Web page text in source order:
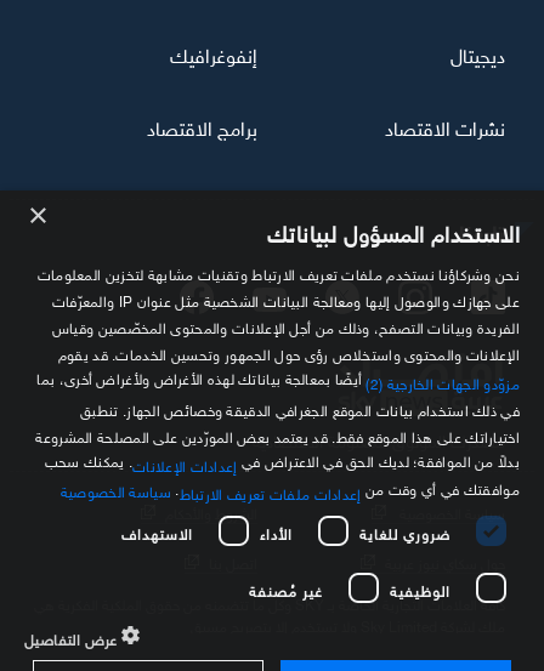
تابعنا
مصدرك الموثوق للمعلومة الاقتصادية
ديجيتال إنفوغرافيك
نشرات الاقتصاد برامج الاقتصاد
سياسة الخصوصية الشروط والأحكام
كافة العلامات التجارية الخاصة بـ SKY وكل ما تتضمنه من حقوق الملكية الفكرية هي
× الاستخدام المسؤول لبياناتك
نحن وشركاؤنا نستخدم ملفات تعريف الارتباط وتقنيات مشابهة لتخزين المعلومات
على جهازك والوصول إليها ومعالجة البيانات الشخصية مثل عنوان IP والمعرّفات
الفريدة وبيانات التصفح، وذلك من أجل الإعلانات والمحتوى المخصّصين وقياس
الإعلانات والمحتوى واستخلاص رؤى حول الجمهور وتحسين الخدمات. قد يقوم
مزوّدو الجهات الخارجية (2)
أيضًا بمعالجة بياناتك لهذه الأغراض ولأغراض أخرى، بما
في ذلك استخدام بيانات الموقع الجغرافي الدقيقة وخصائص الجهاز. تنطبق
اختياراتك على هذا الموقع فقط. قد يعتمد بعض المورّدين على المصلحة المشروعة
بدلاً من الموافقة؛ لديك الحق في الاعتراض في إعدادات الإعلانات . يمكنك سحب
موافقتك في أي وقت من إعدادات ملفات تعريف الارتباط سياسة الخصوصية
ضروري للغاية
الأداء الاستهداف
الوظيفية غير مُصنفة
عرض التفاصيل